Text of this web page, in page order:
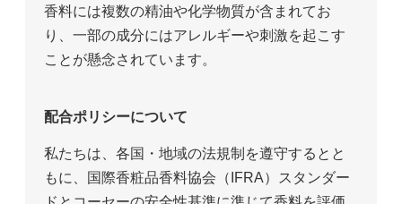
香料には複数の精油や化学物質が含まれてお
り、一部の成分にはアレルギーや刺激を起こす
ことが懸念されています。
配合ポリシーについて
私たちは、各国・地域の法規制を遵守するとと
もに、国際香粧品香料協会（IFRA）スタンダー